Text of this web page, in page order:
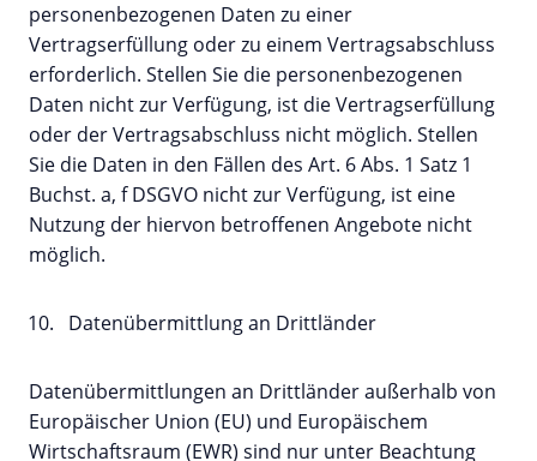
personenbezogenen Daten zu einer
Vertragserfüllung oder zu einem Vertragsabschluss
erforderlich. Stellen Sie die personenbezogenen
Daten nicht zur Verfügung, ist die Vertragserfüllung
oder der Vertragsabschluss nicht möglich. Stellen
Sie die Daten in den Fällen des Art. 6 Abs. 1 Satz 1
Buchst. a, f DSGVO nicht zur Verfügung, ist eine
Nutzung der hiervon betroffenen Angebote nicht
möglich.
Datenübermittlung an Drittländer
Datenübermittlungen an Drittländer außerhalb von
Europäischer Union (EU) und Europäischem
Wirtschaftsraum (EWR) sind nur unter Beachtung